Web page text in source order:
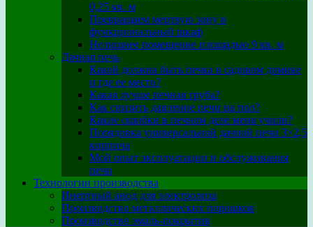
0,25 кв. м
Превращаем мертвую зону в
функциональный шкаф
Нелишнее помещение площадью 9 кв. м
Дачная печь
Какой должна быть печка в садовом домике
и где ее место?
Какая лучше печная труба?
Как снизить давление печи на пол?
Какие ошибки в печном деле меня учили?
Порядовка универсальной дачной печи 3×2,5
кирпича
Мой опыт эксплуатации и обслуживания
печи
Технологии производства
Инертный анод для электролиза
Производство металлических порошков
Производство эмаль-покрытия